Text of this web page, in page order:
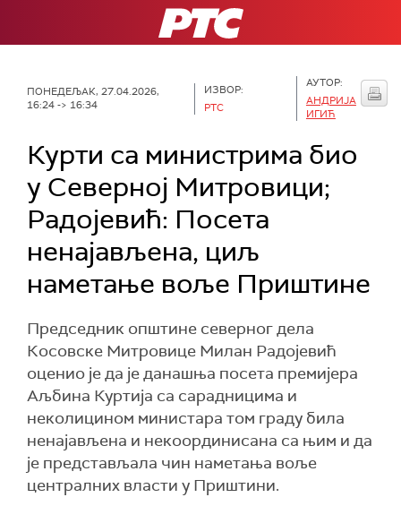
РТС
ПОНЕДЕЉАК, 27.04.2026,
16:24 -> 16:34
ИЗВОР:
РТС
АУТОР:
АНДРИЈА
ИГИЋ
Курти са министрима био
у Северној Митровици;
Радојевић: Посета
ненајављена, циљ
наметање воље Приштине
Председник општине северног дела
Косовске Митровице Милан Радојевић
оценио је да је данашња посета премијера
Аљбина Куртија са сарадницима и
неколицином министара том граду била
ненајављена и некоординисана са њим и да
је представљала чин наметања воље
централних власти у Приштини.